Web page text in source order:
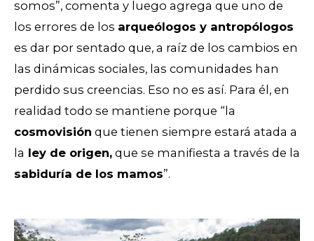
somos”, comenta y luego agrega que uno de
los errores de los arqueólogos y antropólogos
es dar por sentado que, a raíz de los cambios en
las dinámicas sociales, las comunidades han
perdido sus creencias. Eso no es así. Para él, en
realidad todo se mantiene porque “la
cosmovisión que tienen siempre estará atada a
la ley de origen, que se manifiesta a través de la
sabiduría de los mamos”.